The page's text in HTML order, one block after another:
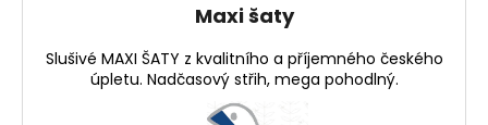
Maxi šaty
Slušivé MAXI ŠATY z kvalitního a příjemného českého
úpletu. Nadčasový střih, mega pohodlný.